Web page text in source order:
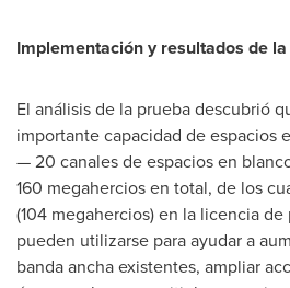
Implementación y resultados de
El análisis de la prueba descubrió
importante capacidad de espacios
— 20 canales de espacios en
160 megahercios en total, de los
(104 megahercios) en la licencia
pueden utilizarse para ayudar a
banda ancha existentes, ampliar